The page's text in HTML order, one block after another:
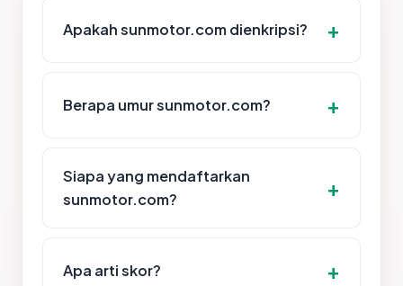
Apakah sunmotor.com dienkripsi?
Berapa umur sunmotor.com?
Siapa yang mendaftarkan
sunmotor.com?
Apa arti skor?